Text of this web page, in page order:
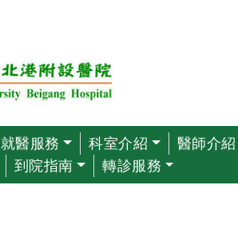
就醫服務 科室介紹 醫師介紹
到院指南 轉診服務